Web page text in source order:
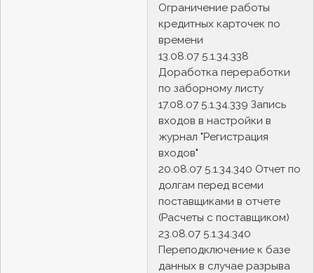
Ограничение работы
кредитных карточек по
времени
13.08.07 5.1.34.338
Доработка переработки
по заборному листу
17.08.07 5.1.34.339 Запись
входов в настройки в
журнал "Регистрация
входов"
20.08.07 5.1.34.340 Отчет по
долгам перед всеми
поставщиками в отчете
(Расчеты с поставщиком)
23.08.07 5.1.34.340
Переподключение к базе
данных в случае разрыва